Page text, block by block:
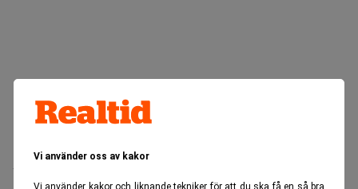
Vi använder oss av kakor
Varje månad köper Norges Bank valutavinster från